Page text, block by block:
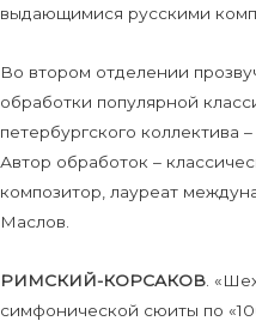
выдающимися русскими
Во втором отделении
обработки популярной
петербургского коллектива
Автор обработок –
композитор, лауреат
Маслов.
РИМСКИЙ-КОРСАКОВ .
симфонической сюиты по